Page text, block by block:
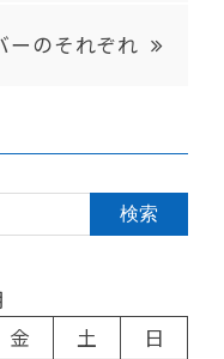
ーのそれぞれ
金 土
日